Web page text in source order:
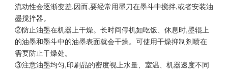
流动性会逐渐变差,因而,要经常用墨刀在墨斗中搅拌,或者安装油
墨搅拌器。
②防止油墨在机器上干燥。长时间停机如吃饭、休息时,墨辊上
的油墨和墨斗中的油墨表面就会干燥。可使用干燥抑制剂喷在
需要防止干燥处。
③注意油墨均匀,印刷品的密度视上水量、室温、机器速度不同